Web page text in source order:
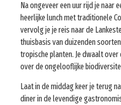
Na ongeveer een uur rijd je naar
heerlijke lunch met traditionele
vervolg je je reis naar de
thuisbasis van duizenden
tropische planten. Je dwaalt
over de ongelooflijke
Laat in de middag keer je terug
diner in de levendige